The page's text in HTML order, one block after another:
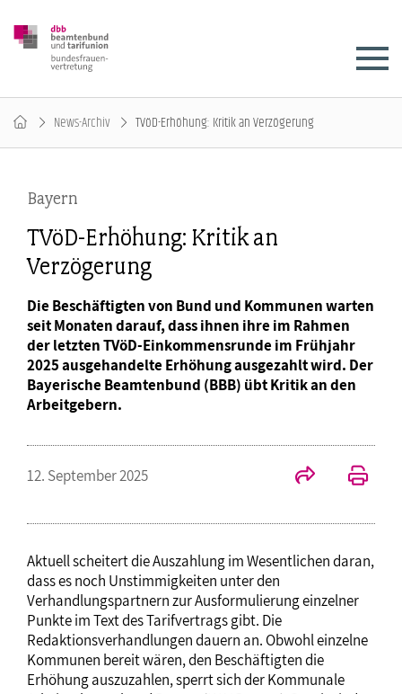
News-Archiv TVöD-Erhöhung: Kritik an Verzögerung
Bayern
TVöD-Erhöhung: Kritik an
Verzögerung
Die Beschäftigten von Bund und Kommunen warten
seit Monaten darauf, dass ihnen ihre im Rahmen
der letzten TVöD-Einkommensrunde im Frühjahr
2025 ausgehandelte Erhöhung ausgezahlt wird. Der
Bayerische Beamtenbund (BBB) übt Kritik an den
Arbeitgebern.
12. September 2025
Aktuell scheitert die Auszahlung im Wesentlichen daran,
dass es noch Unstimmigkeiten unter den
Verhandlungspartnern zur Ausformulierung einzelner
Punkte im Text des Tarifvertrags gibt. Die
Redaktionsverhandlungen dauern an. Obwohl einzelne
Kommunen bereit wären, den Beschäftigten die
Erhöhung auszuzahlen, sperrt sich der Kommunale